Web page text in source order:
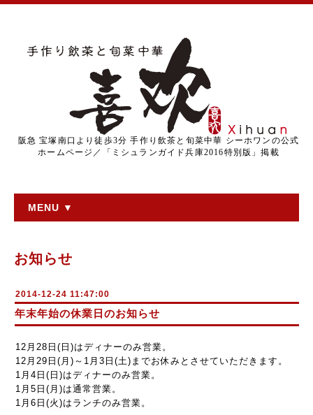
阪急 宝塚南口より徒歩3分 手作り飲茶と旬菜中華 シーホワンの公式
ホームページ／「ミシュランガイド兵庫2016特別版」掲載
MENU ▼
お知らせ
2014-12-24 11:47:00
年末年始の休業日のお知らせ
12月28日 (日)はディナーのみ営業。
12月29日 ( 月 ) ～1月3日 (土) までお休みとさせていただきます。
1月4日 (日)はディナーのみ営業。
1月5日(月)は通常営業。
1月6日(火)はランチのみ営業。